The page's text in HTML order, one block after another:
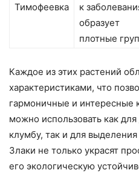
Тимофеевка
к
образует
плотные
Каждое из этих растений
характеристиками, что
гармоничные и интересные
можно использовать как
клумбу, так и для
Злаки не только украсят
его экологическую